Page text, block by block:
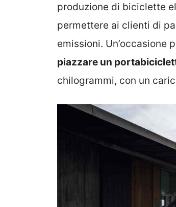
produzione di biciclette
permettere ai clienti di
emissioni. Un’occasione
piazzare un
chilogrammi, con un